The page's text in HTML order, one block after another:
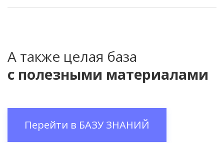
А также целая база
с полезными материалами
Перейти в БАЗУ ЗНАНИЙ